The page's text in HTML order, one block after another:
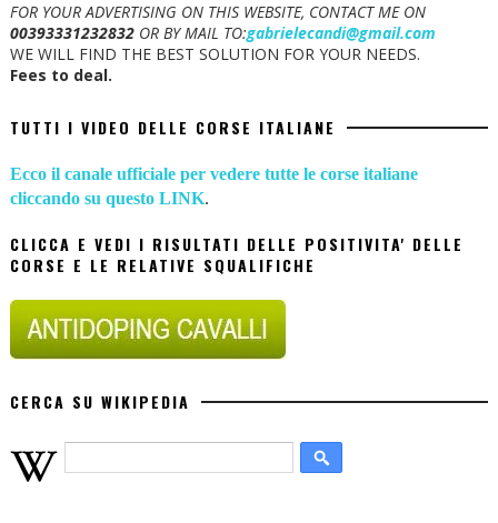
FOR YOUR ADVERTISING ON THIS WEBSITE, CONTACT ME ON
00393331232832OR BY MAIL TO:gabrielecandi@gmail.com
WE WILL FIND THE BEST SOLUTION FOR YOUR NEEDS.
Fees to deal.
TUTTI I VIDEO DELLE CORSE ITALIANE
Ecco il canale ufficiale per vedere tutte le corse italiane
cliccando su questo LINK.
CLICCA E VEDI I RISULTATI DELLE POSITIVITA' DELLE
CORSE E LE RELATIVE SQUALIFICHE
CERCA SU WIKIPEDIA